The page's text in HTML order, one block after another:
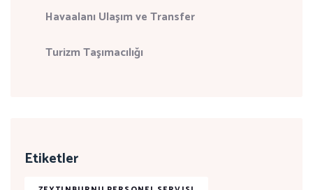
Havaalanı Ulaşım ve Transfer
Turizm Taşımacılığı
Etiketler